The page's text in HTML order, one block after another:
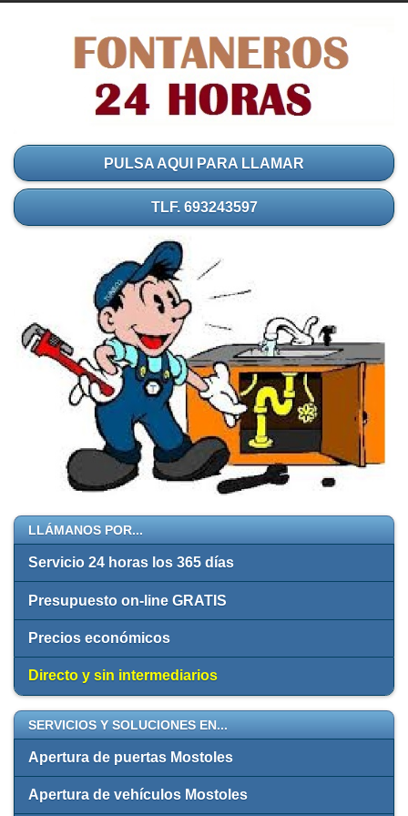
PULSA AQUI PARA LLAMAR
TLF. 693243597
LLÁMANOS POR...
Servicio 24 horas los 365 días
Presupuesto on-line GRATIS
Precios económicos
Directo y sin intermediarios
SERVICIOS Y SOLUCIONES EN...
Apertura de puertas Mostoles
Apertura de vehículos Mostoles